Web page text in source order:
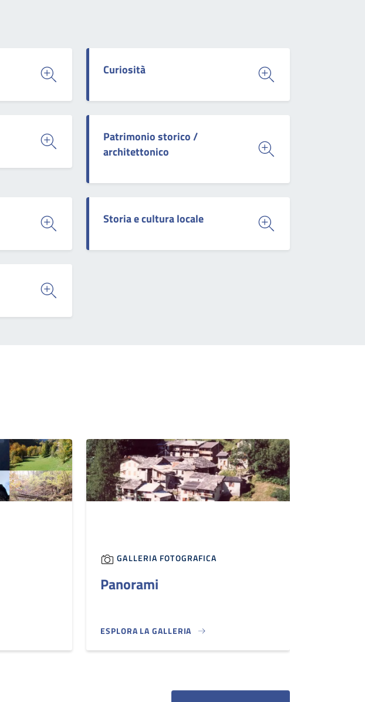
Curiosità
Patrimonio storico /
architettonico
Storia e cultura locale
GALLERIA FOTOGRAFICA
Panorami
ESPLORA LA GALLERIA